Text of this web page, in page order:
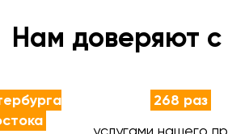
Нам доверяют с
268 раз
услугами нашего